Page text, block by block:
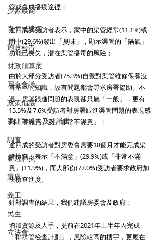
少數族裔
青年民建聯
施政報告
財政預算案
圓桌會議
政策倡議
民建聯報告及建議書
調查
新冠肺炎
選舉
義工
民生
立法會
管或會成播疫途徑；
逾四成的受訪者表示，家中的渠管經常(11.1%)或
間中(29.6%)發出「臭味」，顯示渠管的「隔氣」
功能已喪失，潛在渠管播毒的風險；
由於大部分受訪者(75.3%)自覺對渠管維修保養沒
有基本的知識，故有問題都會尋求房署協助。不
過，房署跟進問題的表現卻只屬「一般」，更有
15.5%及7.6%受訪者對房署跟進渠管問題的表現感
到「不滿意」及「非常不滿意」；
逾四成的受訪者對房委會需要18個月才能完成渠
管檢查，表示「不滿意」(29.9%)或「非常不滿
意」(11.9%)，而大部份(77.0%)受訪者要求政府加
快檢查進度。
針對調查的結果，我們建議房委會及政府：
增加資源及人手，提前在2021年上半年內完成
「排水管檢查計劃」，風險較高的樓宇，更應在